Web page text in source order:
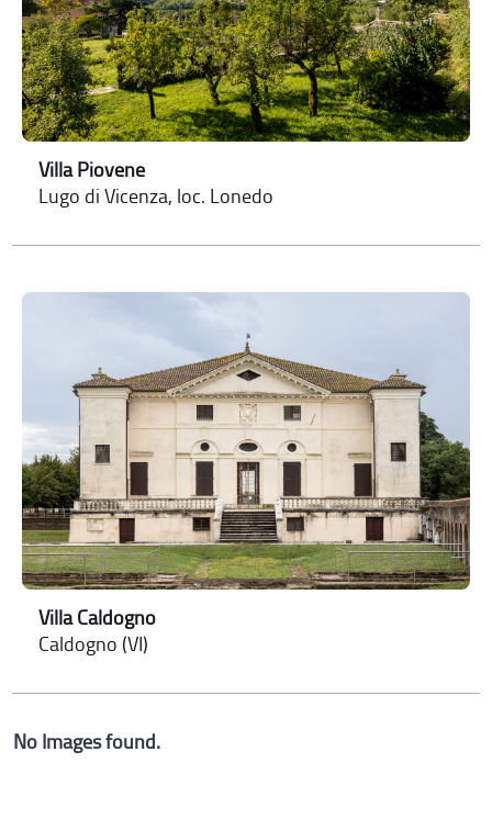
Villa Piovene
Lugo di Vicenza, loc. Lonedo
Villa Caldogno
Caldogno (VI)
No Images found.